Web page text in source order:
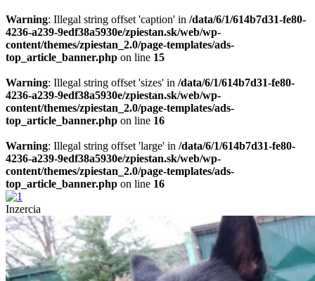
Warning: Illegal string offset 'caption' in /data/6/1/614b7d31-fe80-
4236-a239-9edf38a5930e/zpiestan.sk/web/wp-
content/themes/zpiestan_2.0/page-templates/ads-
top_article_banner.php on line 15
Warning: Illegal string offset 'sizes' in /data/6/1/614b7d31-fe80-
4236-a239-9edf38a5930e/zpiestan.sk/web/wp-
content/themes/zpiestan_2.0/page-templates/ads-
top_article_banner.php on line 16
Warning: Illegal string offset 'large' in /data/6/1/614b7d31-fe80-
4236-a239-9edf38a5930e/zpiestan.sk/web/wp-
content/themes/zpiestan_2.0/page-templates/ads-
top_article_banner.php on line 16
Inzercia